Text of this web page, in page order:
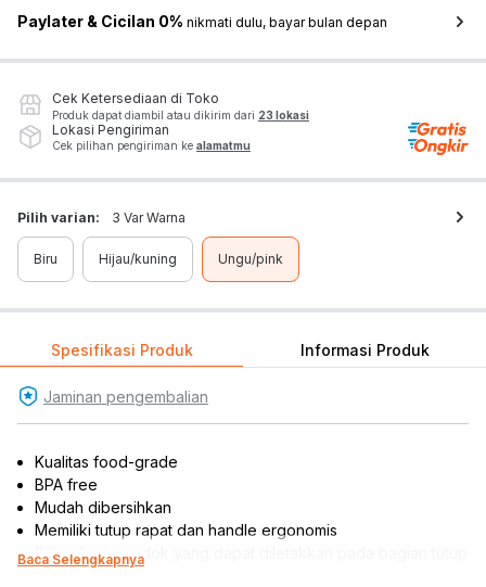
Paylater & Cicilan 0% nikmati dulu, bayar bulan depan
Cek Ketersediaan di Toko
Produk dapat diambil atau dikirim dari 23 lokasi
Lokasi Pengiriman
Cek pilihan pengiriman ke alamatmu
Pilih varian: 3 Var Warna
Biru Hijau/kuning Ungu/pink
Spesifikasi Produk Informasi Produk
Jaminan pengembalian
Kualitas food-grade
BPA free
Mudah dibersihkan
Memiliki tutup rapat dan handle ergonomis
Dilengkapi sendok yang dapat diletakkan pada bagian tutup
Baca Selengkapnya